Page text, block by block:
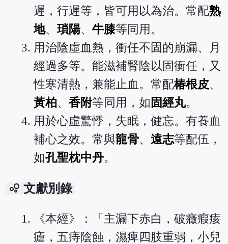
遲，行遲等，皆可用以為治。常配熟
地、瑣陽、牛膝等同用。
用治陰虛血熱，衝任不固的崩漏、月
經過多等。能滋補腎陰以固衝任，又
性寒清熱，兼能止血。常配椿根皮、
黃柏、香附等同用，如 固經丸。
用於心虛驚悸，失眠，健忘。有養血
補心之效。常與龍骨、遠志等配伍，
如孔聖枕中丹。
bubble_chart 文獻別錄
《本經》：「主漏下赤白，破癥瘕痎
瘧，五痔陰蝕，濕痺四肢重弱，小兒